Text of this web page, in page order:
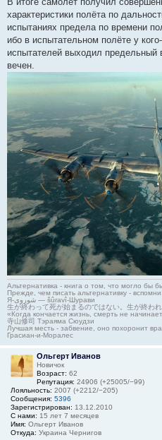
характеристики полёта по
испытаниях предела по времени
ибо в испытательном полёте у
испытателей выходил предельный
вечен.
Альтернативка - книга о том, что могло бы
Прежде, чем писать альтернативку -
Я-شوروی — šûravî-Шурави
生が終わって死が始まるのではない。生が終わ
«Когда кончается жизнь, смерть не
寺山修司 Тэраяма Сюудзи
Лучшая месть - забвение, оно похоронит
Грасиан-и-Моралес
Ольгерт Иванов
Новичок
Возраст: 62
Репутация: 24906 (+25005/−99)
Лояльность: 2007 (+2212/−205)
Сообщения: 5396
Зарегистрирован: 13.12.2010
С нами: 15 лет 7 месяцев
Имя: Ольгерт Иванов
Откуда: Украина Чернигов